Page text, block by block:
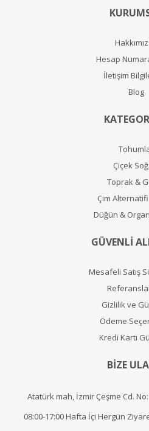
Hesap
İletişim
Blog
Çiçek
Toprak &
Çim
Düğün &
GÜVENLİ
Mesafeli Satış
Gizlilik ve
Ödeme
Kredi Kartı
BİZE
Atatürk mah, İzmir Çeşme Cd.
08:00-17:00 Hafta İçi Hergün